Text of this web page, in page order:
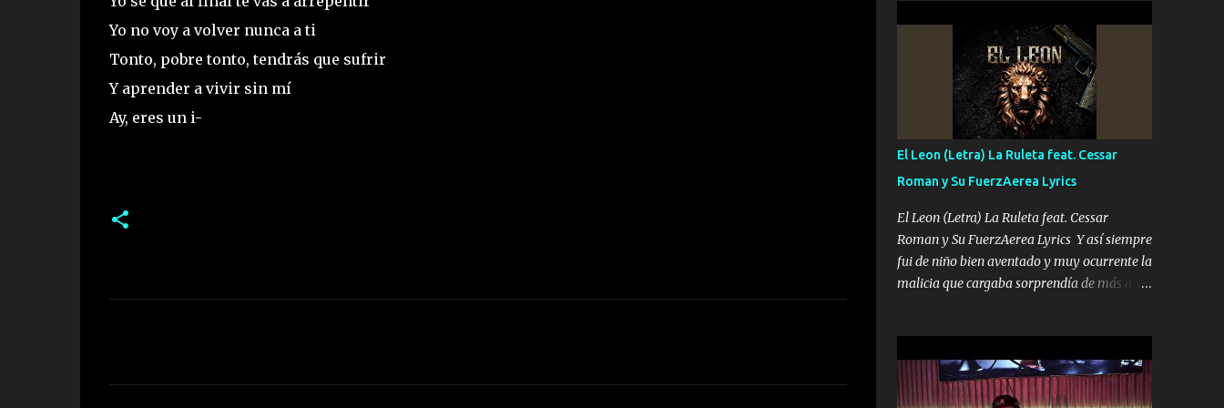
Yo no voy a volver nunca a ti
Tonto, pobre tonto, tendrás que sufrir
Y aprender a vivir sin mí
Ay, eres un i-
por el interés P...
inteligente junto con su hermano el TRES
blindado el Estado tiene andan ESPERANDO
al UNO QUE PRONTO ESTARÁ PRESENTE
Que no falten las bucanas ni tampoco las
mujeres porque es platica de grandes por eso
hay que estar alegres doy las instrucciones
para atender los deberes Música Si es que
salta algún problema de confianza tengo
gente ahí está el Hombre Cuarenta y
también Pariente 7 arreglan cualquier
problema no más es cuestión que ordené
NOS HACE FALTA UN HERMANO DE CLAVE
SIEMPRE VIO POR LA FAMILIA PARA QUE
SIGA EL LEGADO Es el DOS de los
HERMANOS un cerebro inteligente y com...
El Leon (Letra) La Ruleta feat. Cessar
Roman y Su FuerzAerea Lyrics
El Leon (Letra) La Ruleta feat. Cessar
Roman y Su FuerzAerea Lyrics Y así siempre
fui de niño bien aventado y muy ocurrente la
malicia que cargaba sorprendía de más a la
Tranquilo me la navego ando en lo mío sin
ni un pendiente si hay problemas lo